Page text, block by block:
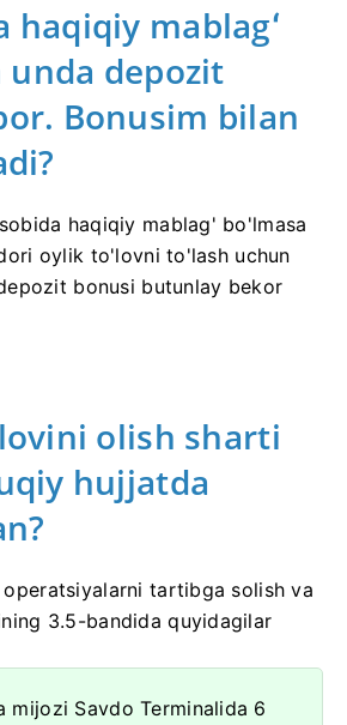
haqiqiy mablagʻ
unda depozit
Bonusim bilan
haqiqiy mablag' bo'lmasa
oylik to'lovni to'lash uchun
bonusi butunlay bekor
olish sharti
hujjatda
tartibga solish va
3.5-bandida quyidagilar
mijozi Savdo Terminalida 6